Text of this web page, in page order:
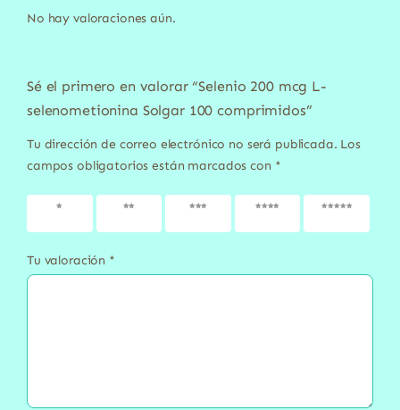
No hay valoraciones aún.
Sé el primero en valorar “Selenio 200 mcg L-
selenometionina Solgar 100 comprimidos”
Tu dirección de correo electrónico no será publicada. Los
campos obligatorios están marcados con *
1 de 5
2 de 5
3 de 5
4 de 5
5 de 5
Tu valoración *